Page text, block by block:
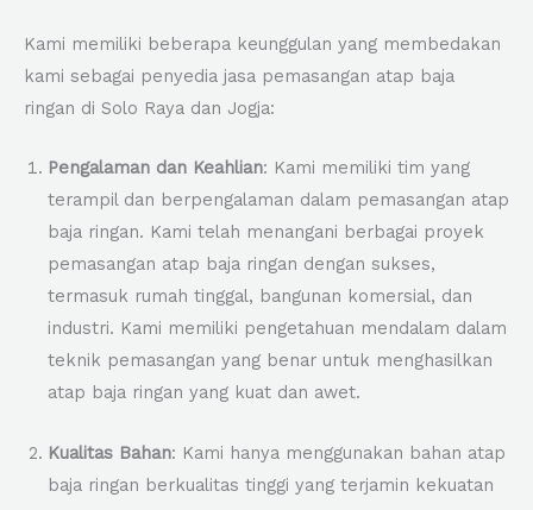
Kami memiliki beberapa keunggulan yang membedakan
kami sebagai penyedia jasa pemasangan atap baja
ringan di Solo Raya dan Jogja:
Pengalaman dan Keahlian: Kami memiliki tim yang
terampil dan berpengalaman dalam pemasangan atap
baja ringan. Kami telah menangani berbagai proyek
pemasangan atap baja ringan dengan sukses,
termasuk rumah tinggal, bangunan komersial, dan
industri. Kami memiliki pengetahuan mendalam dalam
teknik pemasangan yang benar untuk menghasilkan
atap baja ringan yang kuat dan awet.
Kualitas Bahan: Kami hanya menggunakan bahan atap
baja ringan berkualitas tinggi yang terjamin kekuatan